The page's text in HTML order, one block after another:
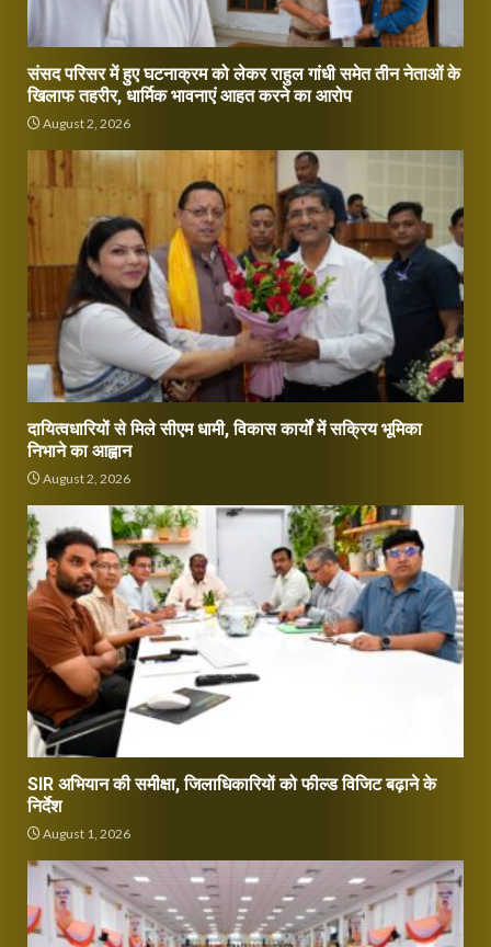
संसद परिसर में हुए घटनाक्रम को लेकर राहुल गांधी समेत तीन नेताओं के
खिलाफ तहरीर, धार्मिक भावनाएं आहत करने का आरोप
August 2, 2026
दायित्वधारियों से मिले सीएम धामी, विकास कार्यों में सक्रिय भूमिका
निभाने का आह्वान
August 2, 2026
SIR अभियान की समीक्षा, जिलाधिकारियों को फील्ड विजिट बढ़ाने के
निर्देश
August 1, 2026